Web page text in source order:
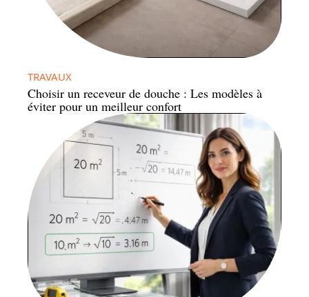
TRAVAUX
Choisir un receveur de douche : Les modèles à
éviter pour un meilleur confort